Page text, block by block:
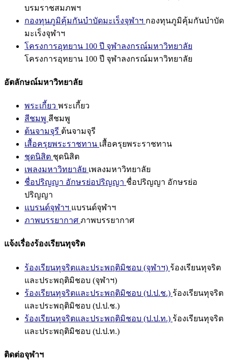
บรมราชสมภพฯ
กองทุนภูมิคุ้มกันบำบัดมะเร็งจุฬาฯ กองทุนภูมิคุ้มกันบำบัด
มะเร็งจุฬาฯ
โครงการอุทยาน 100 ปี จุฬาลงกรณ์มหาวิทยาลัย
โครงการอุทยาน 100 ปี จุฬาลงกรณ์มหาวิทยาลัย
อัตลักษณ์มหาวิทยาลัย
พระเกี้ยว พระเกี้ยว
สีชมพู สีชมพู
ต้นจามจุรี ต้นจามจุรี
เสื้อครุยพระราชทาน เสื้อครุยพระราชทาน
ชุดนิสิต ชุดนิสิต
เพลงมหาวิทยาลัย เพลงมหาวิทยาลัย
ชื่อปริญญา อักษรย่อปริญญา ชื่อปริญญา อักษรย่อ
ปริญญา
แบรนด์จุฬาฯ แบรนด์จุฬาฯ
ภาพบรรยากาศ ภาพบรรยากาศ
แจ้งเรื่องร้องเรียนทุจริต
ร้องเรียนทุจริตและประพฤติมิชอบ (จุฬาฯ) ร้องเรียนทุจริต
และประพฤติมิชอบ (จุฬาฯ)
ร้องเรียนทุจริตและประพฤติมิชอบ (ป.ป.ช.) ร้องเรียนทุจริต
และประพฤติมิชอบ (ป.ป.ช.)
ร้องเรียนทุจริตและประพฤติมิชอบ (ป.ป.ท.) ร้องเรียนทุจริต
และประพฤติมิชอบ (ป.ป.ท.)
ติดต่อจุฬาฯ